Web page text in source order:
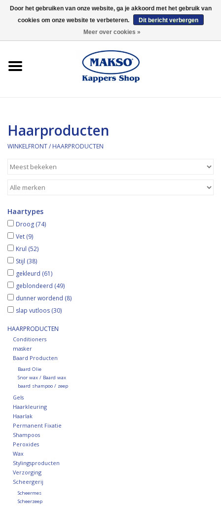
0 Artikelen - €0,00
Kaaral
Merken
Merken
Haarproducten
WINKELFRONT/ HAARPRODUCTEN
Haartypes
Droog (74)
Vet (9)
Krul (52)
Stijl (38)
gekleurd (61)
geblondeerd (49)
dunner wordend (8)
slap vutloos (30)
HAARPRODUCTEN
Conditioners
masker
Baard Producten
Baard Olie
Snor wax / Baard wax
baard shampoo / zeep
Gels
Haarkleuring
Haarlak
Permanent Fixatie
Shampoos
Peroxides
Wax
Stylingsproducten
Verzorging
Scheergerij
Scheermes
Scheerzeep
Door het gebruiken van onze website, ga je akkoord met het gebruik van
cookies om onze website te verbeteren.
Dit bericht verbergen
Meer over cookies »